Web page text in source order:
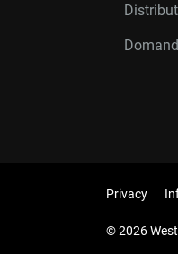
Privacy
© 2026